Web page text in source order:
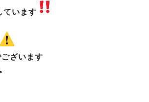
ています
ざいます